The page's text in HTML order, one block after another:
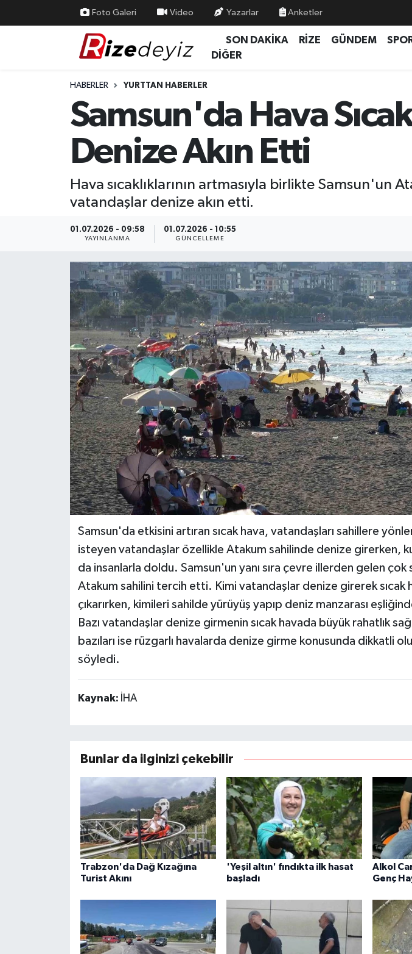
Foto Galeri Video Yazarlar Anketler
SON DAKİKA RİZE GÜNDEM
DİĞER
HABERLER YURTTAN HABERLER
Samsun'da Hava
Denize Akın Etti
Hava sıcaklıklarının artmasıyla birlikte Samsun'un
vatandaşlar denize akın etti.
01.07.2026 - 09:58
YAYINLANMA
01.07.2026 - 10:55
GÜNCELLEME
Samsun'da etkisini artıran sıcak hava, vatandaşları sahillere
isteyen vatandaşlar özellikle Atakum sahilinde denize girerken,
da insanlarla doldu. Samsun'un yanı sıra çevre illerden gelen çok
Atakum sahilini tercih etti. Kimi vatandaşlar denize girerek sıcak
çıkarırken, kimileri sahilde yürüyüş yapıp deniz manzarası
Bazı vatandaşlar denize girmenin sıcak havada büyük rahatlık
bazıları ise rüzgarlı havalarda denize girme konusunda dikkatli
söyledi.
Kaynak: İHA
Bunlar da ilginizi çekebilir
Trabzon'da Dağ Kızağına
Turist Akını
'Yeşil altın' fındıkta ilk hasat
başladı
Alkol
Genç
Yurttan Haberler
Ekonomi
Rize Nöbetçi Eczaneler
Rize Trafik Yoğunluk Haritası
Süper Lig Puan Durumu ve Fikstür
Son Dakika Haberleri
Haber Arşivi